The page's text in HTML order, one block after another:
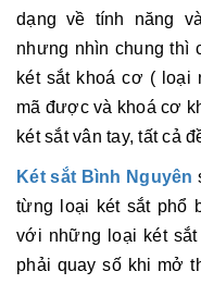
dạng về tính năng
nhưng nhìn chung thì
két sắt khoá cơ ( loại
mã được và khoá cơ
két sắt vân tay, tất cả
Két sắt Bình Nguyên
từng loại két sắt phổ
với những loại két
phải quay số khi mở